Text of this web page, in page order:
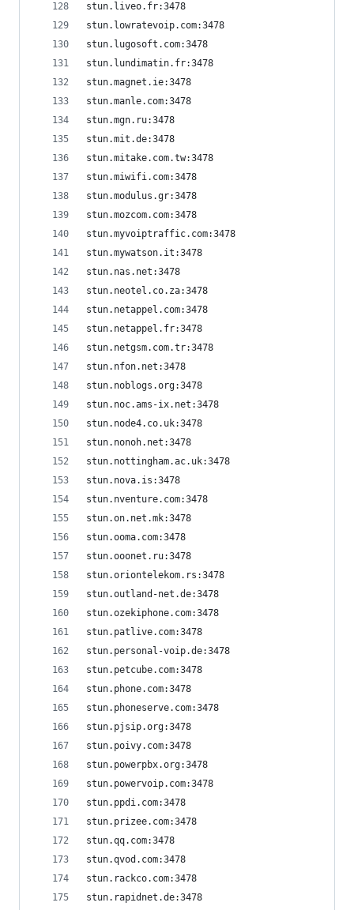
stun.liveo.fr:3478
stun.lowratevoip.com:3478
stun.lugosoft.com:3478
stun.lundimatin.fr:3478
stun.magnet.ie:3478
stun.manle.com:3478
stun.mgn.ru:3478
stun.mit.de:3478
stun.mitake.com.tw:3478
stun.miwifi.com:3478
stun.modulus.gr:3478
stun.mozcom.com:3478
stun.myvoiptraffic.com:3478
stun.mywatson.it:3478
stun.nas.net:3478
stun.neotel.co.za:3478
stun.netappel.com:3478
stun.netappel.fr:3478
stun.netgsm.com.tr:3478
stun.nfon.net:3478
stun.noblogs.org:3478
stun.noc.ams-ix.net:3478
stun.node4.co.uk:3478
stun.nonoh.net:3478
stun.nottingham.ac.uk:3478
stun.nova.is:3478
stun.nventure.com:3478
stun.on.net.mk:3478
stun.ooma.com:3478
stun.ooonet.ru:3478
stun.oriontelekom.rs:3478
stun.outland-net.de:3478
stun.ozekiphone.com:3478
stun.patlive.com:3478
stun.personal-voip.de:3478
stun.petcube.com:3478
stun.phone.com:3478
stun.phoneserve.com:3478
stun.pjsip.org:3478
stun.poivy.com:3478
stun.powerpbx.org:3478
stun.powervoip.com:3478
stun.ppdi.com:3478
stun.prizee.com:3478
stun.qq.com:3478
stun.qvod.com:3478
stun.rackco.com:3478
stun.rapidnet.de:3478